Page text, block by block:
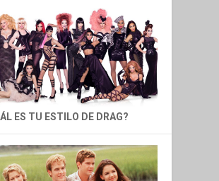
ES TU ESTILO DE DRAG?